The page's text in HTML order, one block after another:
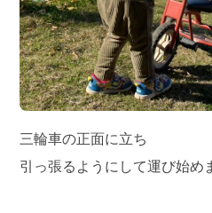
三輪車の正面に立ち
引っ張るようにして運び始め